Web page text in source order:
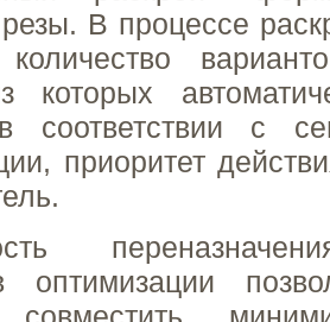
В процессе
которых
соответствии с
приоритет
оптимизации